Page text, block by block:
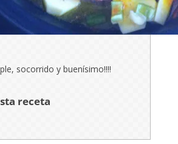
socorrido y buenísimo!!!!
receta